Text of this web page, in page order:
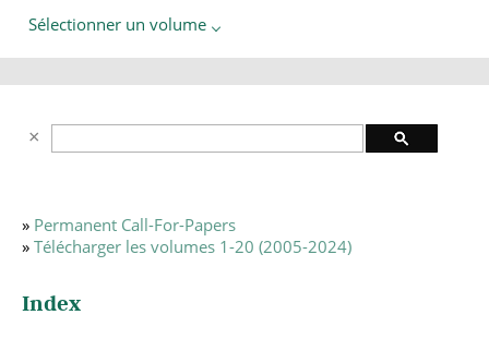
Sélectionner un volume
» Permanent Call-For-Papers
» Télécharger les volumes 1-20 (2005-2024)
Index